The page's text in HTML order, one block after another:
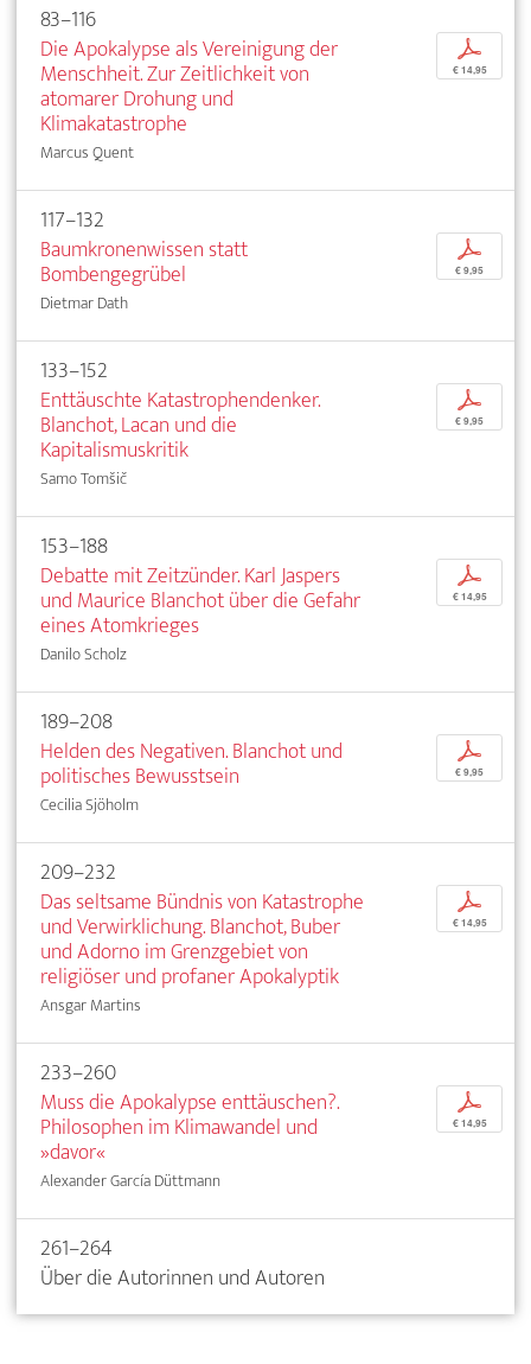
83–116
Die Apokalypse als Vereinigung der
Menschheit. Zur Zeitlichkeit von
atomarer Drohung und
Klimakatastrophe
Marcus Quent
p
€ 14,95
117–132
Baumkronenwissen statt
Bombengegrübel
Dietmar Dath
p
€ 9,95
133–152
Enttäuschte Katastrophendenker.
Blanchot, Lacan und die
Kapitalismuskritik
Samo Tomšič
p
€ 9,95
153–188
Debatte mit Zeitzünder. Karl Jaspers
und Maurice Blanchot über die Gefahr
eines Atomkrieges
Danilo Scholz
p
€ 14,95
189–208
Helden des Negativen. Blanchot und
politisches Bewusstsein
Cecilia Sjöholm
p
€ 9,95
209–232
Das seltsame Bündnis von Katastrophe
und Verwirklichung. Blanchot, Buber
und Adorno im Grenzgebiet von
religiöser und profaner Apokalyptik
Ansgar Martins
p
€ 14,95
233–260
Muss die Apokalypse enttäuschen?.
Philosophen im Klimawandel und
»davor«
Alexander García Düttmann
p
€ 14,95
261–264
Über die Autorinnen und Autoren